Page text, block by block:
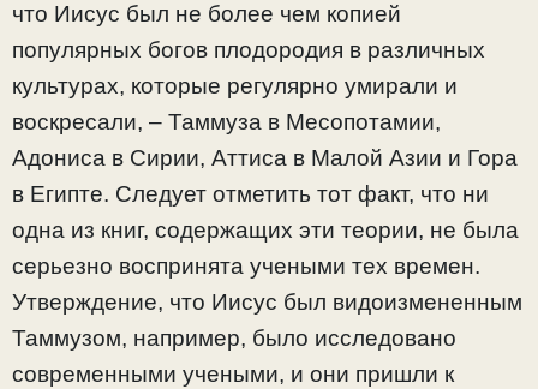
что Иисус был не более чем копией
популярных богов плодородия в различных
культурах, которые регулярно умирали и
воскресали, – Таммуза в Месопотамии,
Адониса в Сирии, Аттиса в Малой Азии и Гора
в Египте. Следует отметить тот факт, что ни
одна из книг, содержащих эти теории, не была
серьезно воспринята учеными тех времен.
Утверждение, что Иисус был видоизмененным
Таммузом, например, было исследовано
современными учеными, и они пришли к